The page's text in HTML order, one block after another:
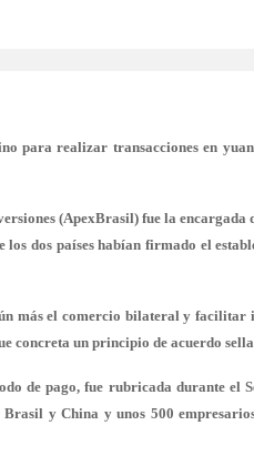
para realizar transacciones en
(ApexBrasil) fue la encargada
los dos países habían firmado el
más el comercio bilateral y facilitar
un principio de acuerdo
de pago, fue rubricada durante el
y China y unos 500